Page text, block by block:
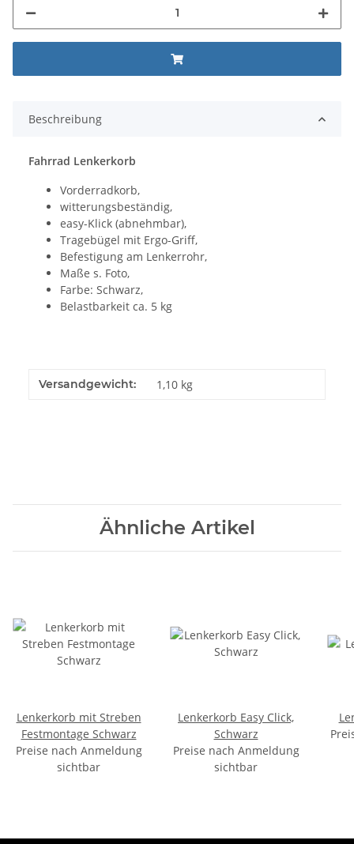
Beschreibung
Fahrrad Lenkerkorb
Vorderradkorb,
witterungsbeständig,
easy-Klick (abnehmbar),
Tragebügel mit Ergo-Griff,
Befestigung am Lenkerrohr,
Maße s. Foto,
Farbe: Schwarz,
Belastbarkeit ca. 5 kg
Versandgewicht: 1,10 kg
Ähnliche Artikel
Lenkerkorb mit Streben
Festmontage Schwarz
Preise nach Anmeldung
sichtbar
Lenkerkorb Easy Click,
Schwarz
Preise nach Anmeldung
sichtbar